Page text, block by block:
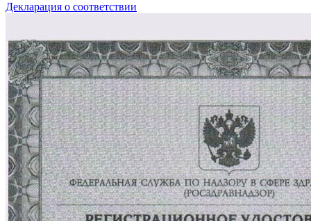
Декларация о соответствии